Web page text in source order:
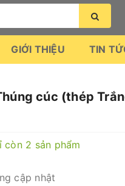
GIỚI THIỆU TIN
cúc (thép
còn 2 sản phẩm
cập nhật